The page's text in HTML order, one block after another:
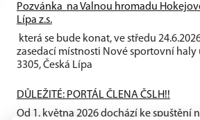
Pozvánka na Valnou hromadu
Lípa z.s.
která se bude konat, ve středu
zasedací místnosti Nové sportovní haly
3305, Česká Lípa
DŮLEŽITÉ: PORTÁL ČLENA ČSLH!!
Od 1. května 2026 dochází ke spuštění